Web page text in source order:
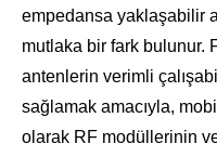
empedansa yaklaşabilir
mutlaka bir fark bulunur.
antenlerin verimli
sağlamak amacıyla,
olarak RF modüllerinin